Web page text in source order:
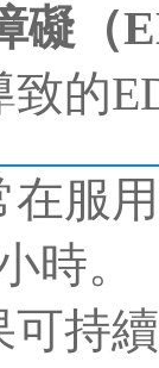
礙（
致的
在服
時。
可持